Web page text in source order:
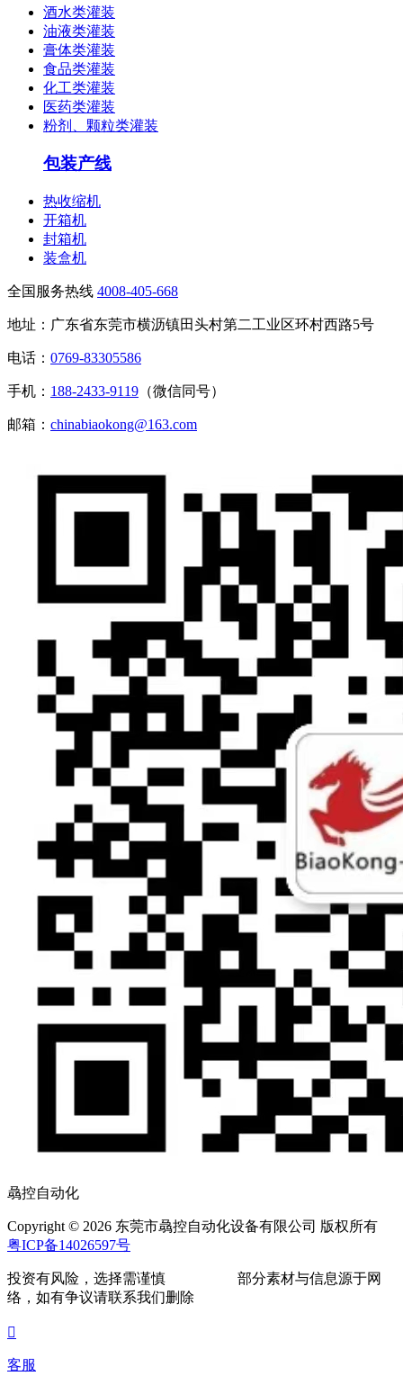
酒水类灌装
油液类灌装
膏体类灌装
食品类灌装
化工类灌装
医药类灌装
粉剂、颗粒类灌装
包装产线
热收缩机
开箱机
封箱机
装盒机
全国服务热线 4008-405-668
地址：广东省东莞市横沥镇田头村第二工业区环村西路5号
电话： 0769-83305586
手机： 188-2433-9119 （微信同号）
邮箱： chinabiaokong@163.com
骉控自动化
Copyright © 2026 东莞市骉控自动化设备有限公司 版权所有
粤ICP备14026597号
投资有风险，选择需谨慎 部分素材与信息源于网
络，如有争议请联系我们删除

客服